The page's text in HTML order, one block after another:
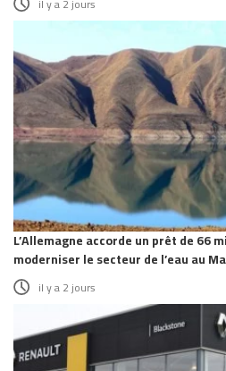
L’Allemagne accorde un prêt de 66
moderniser le secteur de l’eau au
il y a 2 jours